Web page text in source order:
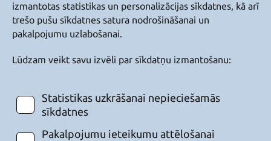
izmantotas statistikas un personalizācijas sīkdatnes, kā arī
trešo pušu sīkdatnes satura nodrošināšanai un
pakalpojumu uzlabošanai.
Lūdzam veikt savu izvēli par sīkdatņu izmantošanu:
Statistikas uzkrāšanai nepieciešamās
sīkdatnes
Pakalpojumu ieteikumu attēlošanai